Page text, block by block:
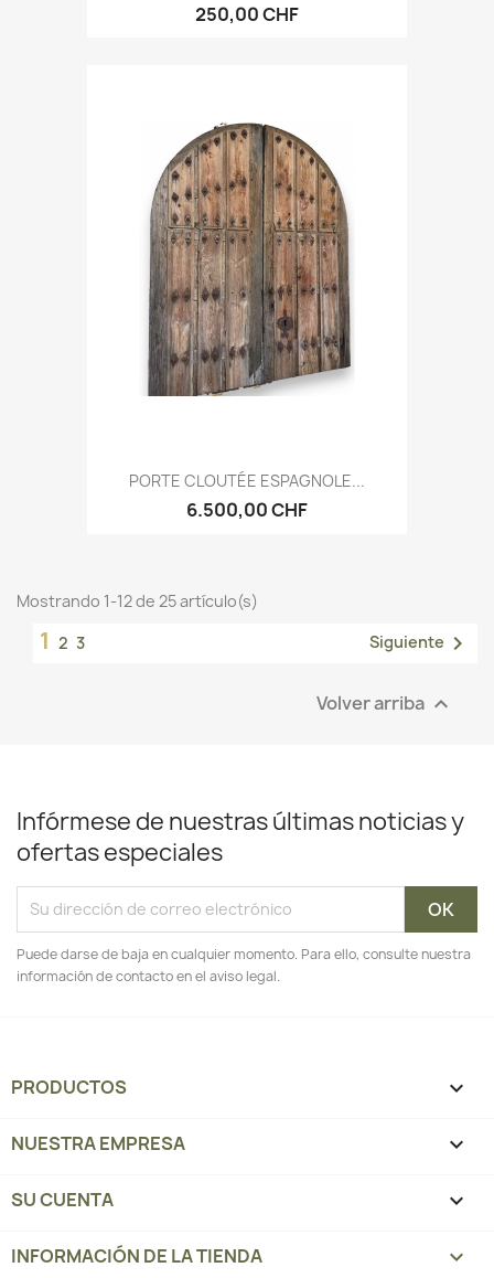
250,00 CHF
PORTE CLOUTÉE ESPAGNOLE...
6.500,00 CHF
Mostrando 1-12 de 25 artículo(s)
1 2 3 Siguiente 
Volver arriba 
Infórmese de nuestras últimas noticias y
ofertas especiales
Puede darse de baja en cualquier momento. Para ello, consulte nuestra
información de contacto en el aviso legal.
PRODUCTOS 
NUESTRA EMPRESA 
SU CUENTA 
INFORMACIÓN DE LA TIENDA keyboard_arrow_down